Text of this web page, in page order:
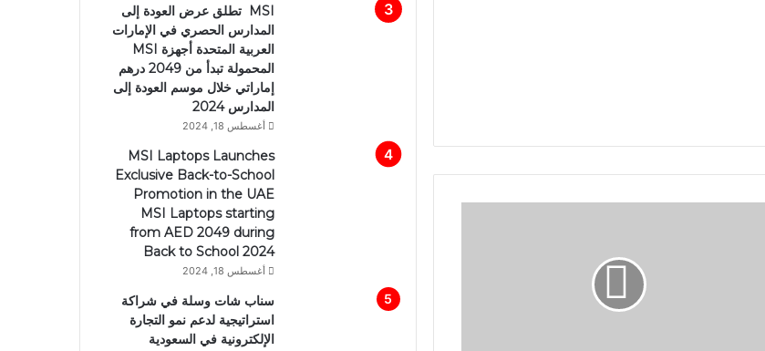
MSI تطلق عرض العودة إلى
المدارس الحصري في الإمارات
العربية المتحدة أجهزة MSI
المحمولة تبدأ من 2049 درهم
إماراتي خلال موسم العودة إلى
المدارس 2024
أغسطس 18, 2024
MSI Laptops Launches
Exclusive Back-to-School
Promotion in the UAE
MSI Laptops starting
from AED 2049 during
Back to School 2024
أغسطس 18, 2024
سناب شات وسلة في شراكة
استراتيجية لدعم نمو التجارة
الإلكترونية في السعودية